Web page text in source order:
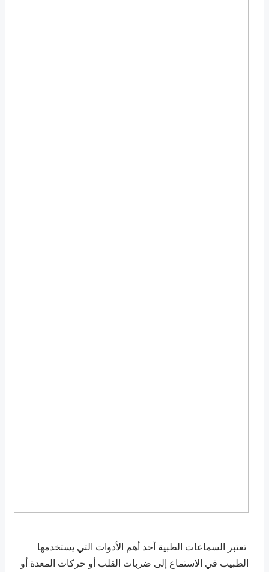
تعتبر السماعات الطبية أحد أهم الأدوات التي يستخدمها
الطبيب في الاستماع إلى ضربات القلب أو حركات المعدة أو